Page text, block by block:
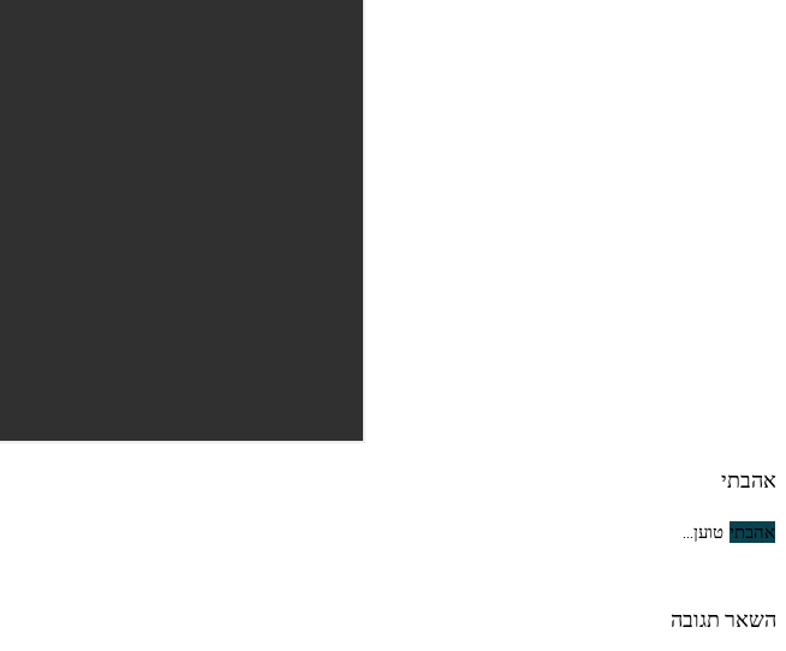
אהבתי
אהבתי טוען...
השאר תגובה